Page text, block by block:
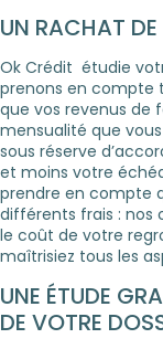
UN RACHAT DE
Ok Crédit étudie
prenons en compte
que vos revenus de
mensualité que
sous réserve
et moins votre
prendre en compte
différents frais : nos
le coût de votre
maîtrisiez tous les
UNE ÉTUDE
DE VOTRE